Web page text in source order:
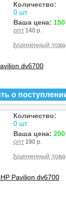
Количество:
0 шт.
Ваша цена:
опт 140 р.
[уцененный
dv6700
о
Количество:
0 шт.
Ваша цена:
опт 190 р.
[уцененный
Pavilion dv6700